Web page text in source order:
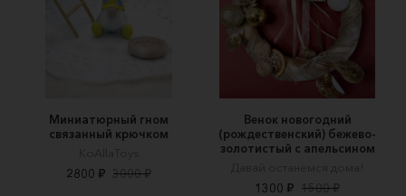
Миниатюрный гном
связанный крючком
KoAllaToys
2800 ₽ 3000 ₽
Венок новогодний
(рождественский) бежево-
золотистый с апельсином
Давай останемся дома!
1300 ₽ 1500 ₽